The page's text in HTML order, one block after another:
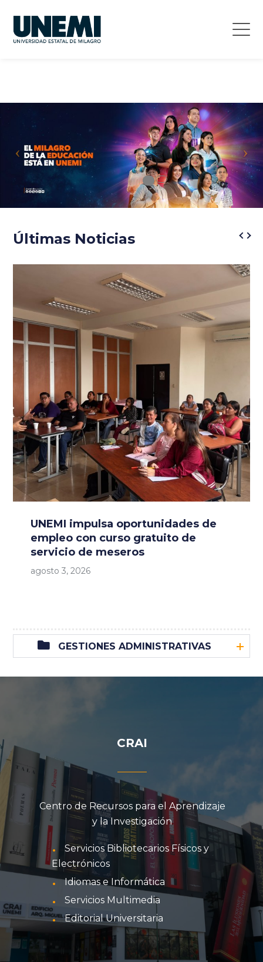
Últimas Noticias
UNEMI impulsa oportunidades de
empleo con curso gratuito de
servicio de meseros
agosto 3, 2026
GESTIONES ADMINISTRATIVAS
CRAI
Centro de Recursos para el Aprendizaje
y la Investigación
Servicios Bibliotecarios Físicos y
Electrónicos
Idiomas e Informática
Servicios Multimedia
Editorial Universitaria